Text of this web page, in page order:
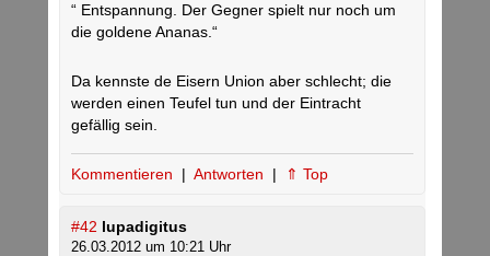
“ Entspannung. Der Gegner spielt nur noch um
die goldene Ananas.“
Da kennste de Eisern Union aber schlecht; die
werden einen Teufel tun und der Eintracht
gefällig sein.
Kommentieren | Antworten | ⇑ Top
#42 lupadigitus
26.03.2012 um 10:21 Uhr